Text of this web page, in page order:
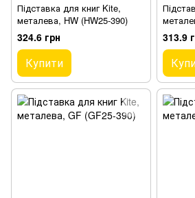
Підставка для книг Kite,
металева, HW (HW25-390)
324.6 грн
Купити
313.9